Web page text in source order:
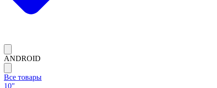
ANDROID
Все товары
10"